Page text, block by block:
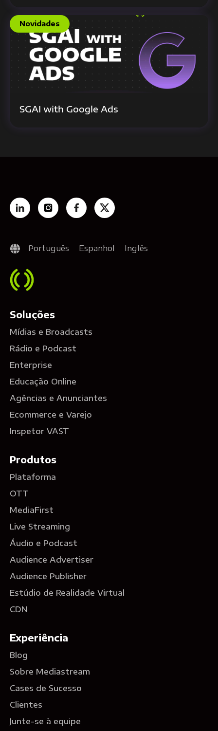
Novidades
SGAI with Google Ads
Português Espanhol Inglês
Soluções
Mídias e Broadcasts
Rádio e Podcast
Enterprise
Educação Online
Agências e Anunciantes
Ecommerce e Varejo
Inspetor VAST
Produtos
Plataforma
OTT
MediaFirst
Live Streaming
Áudio e Podcast
Audience Advertiser
Audience Publisher
Estúdio de Realidade Virtual
CDN
Experiência
Blog
Sobre Mediastream
Cases de Sucesso
Clientes
Junte-se à equipe